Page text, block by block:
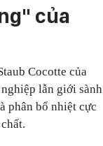
" của
Cocotte của
lẫn giới sành
phân bổ nhiệt cực